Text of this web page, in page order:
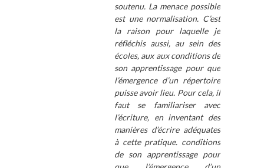
soutenu. La menace possible
est une normalisation. C’est
la raison pour laquelle je
réfléchis aussi, au sein des
écoles, aux aux conditions de
son apprentissage pour que
l’émergence d’un répertoire
puisse avoir lieu. Pour cela, il
faut se familiariser avec
l’écriture, en inventant des
manières d’écrire adéquates
à cette pratique. conditions
de son apprentissage pour